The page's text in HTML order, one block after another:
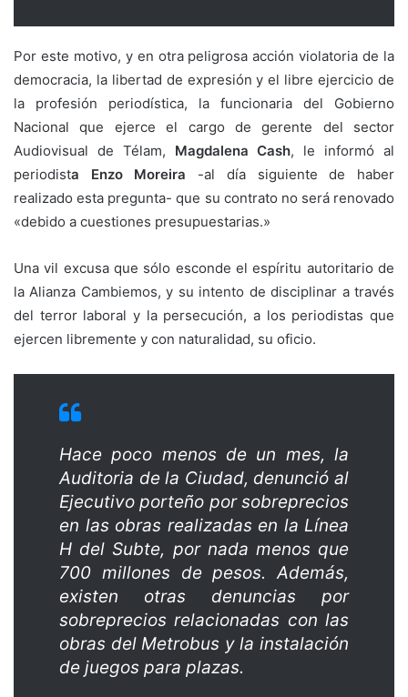
Por este motivo, y en otra peligrosa acción violatoria de la
democracia, la libertad de expresión y el libre ejercicio de
la profesión periodística, la funcionaria del Gobierno
Nacional que ejerce el cargo de gerente del sector
Audiovisual de Télam, Magdalena Cash, le informó al
periodista Enzo Moreira -al día siguiente de haber
realizado esta pregunta- que su contrato no será renovado
«debido a cuestiones presupuestarias.»
Una vil excusa que sólo esconde el espíritu autoritario de
la Alianza Cambiemos, y su intento de disciplinar a través
del terror laboral y la persecución, a los periodistas que
ejercen libremente y con naturalidad, su oficio.
Hace poco menos de un mes, la
Auditoria de la Ciudad, denunció al
Ejecutivo porteño por sobreprecios
en las obras realizadas en la Línea
H del Subte, por nada menos que
700 millones de pesos. Además,
existen otras denuncias por
sobreprecios relacionadas con las
obras del Metrobus y la instalación
de juegos para plazas.